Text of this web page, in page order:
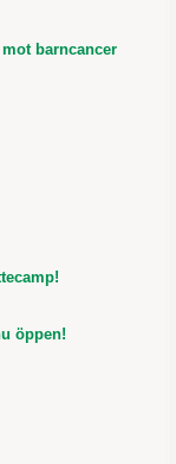
barncancer
öppen!